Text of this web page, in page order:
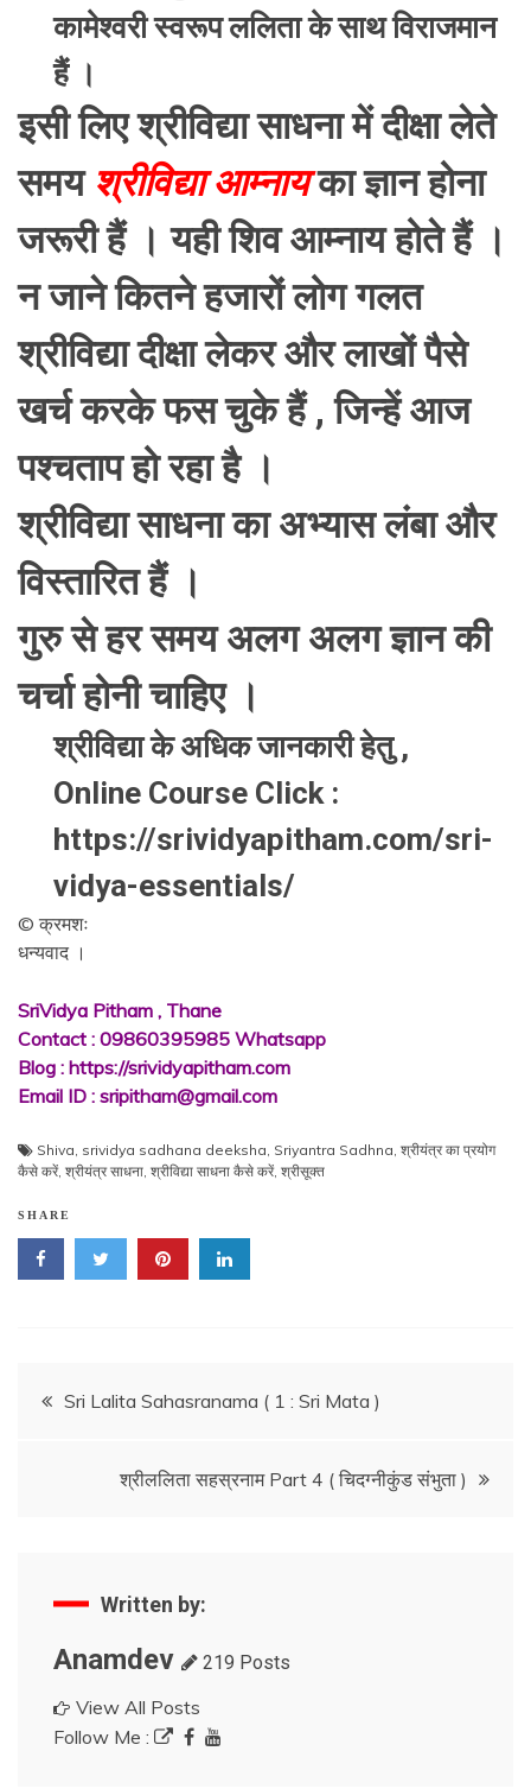
कामेश्वरी स्वरूप ललिता के साथ विराजमान
हैं ।
इसी लिए श्रीविद्या साधना में दीक्षा लेते
समय श्रीविद्या आम्नायका ज्ञान होना
जरूरी हैं । यही शिव आम्नाय होते हैं ।
न जाने कितने हजारों लोग गलत
श्रीविद्या दीक्षा लेकर और लाखों पैसे
खर्च करके फस चुके हैं , जिन्हें आज
पश्चताप हो रहा है ।
श्रीविद्या साधना का अभ्यास लंबा और
विस्तारित हैं ।
गुरु से हर समय अलग अलग ज्ञान की
चर्चा होनी चाहिए ।
श्रीविद्या के अधिक जानकारी हेतु ,
Online Course Click :
https://srividyapitham.com/sri-
vidya-essentials/
© क्रमशः
धन्यवाद ।
SriVidya Pitham , Thane
Contact : 09860395985 Whatsapp
Blog : https://srividyapitham.com
Email ID : sripitham@gmail.com
Shiva srividya sadhana deeksha Sriyantra Sadhna श्रीयंत्र का प्रयोग
कैसे करें, श्रीयंत्र साधना श्रीविद्या साधना कैसे करें, श्रीसूक्त
SHARE
PostSri Lalita Sahasranama ( 1 : Sri Mata )
श्रीललिता सहस्रनाम Part 4 ( चिदग्नीकुंड संभुता )
Written by:
Anamdev 219 Posts
View All Posts
Follow Me :